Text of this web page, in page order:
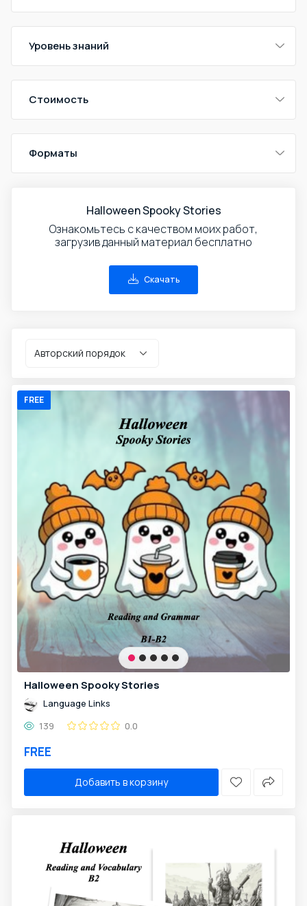
Уровень знаний
Стоимость
Форматы
Halloween Spooky Stories
Ознакомьтесь с качеством моих работ,
загрузив данный материал бесплатно
Скачать
FREE
Halloween Spooky Stories
Language Links
139
0.0
FREE
Добавить в корзину